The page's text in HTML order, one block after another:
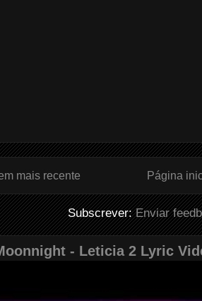
mais recente Página
Subscrever:Enviar
- Leticia 2 Lyric